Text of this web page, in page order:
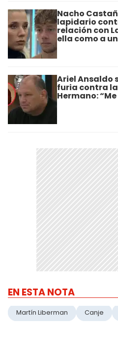
Nacho
lapidario
relación con
ella como a
Ariel Ansaldo
furia contra
Hermano:
EN ESTA NOTA
Martín Liberman Canje